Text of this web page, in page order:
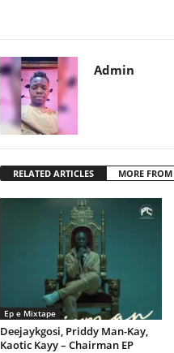
Admin
RELATED ARTICLES MORE
Ep e Mixtape
Deejaykgosi, Priddy Man-Kay,
Kaotic Kayy – Chairman EP